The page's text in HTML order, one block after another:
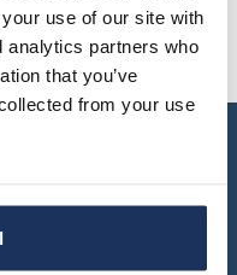
use of our site with
analytics partners who
that you’ve
from your use
har ändrats till